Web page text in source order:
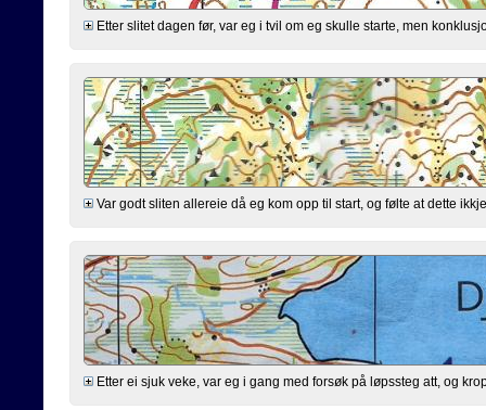
Etter slitet dagen før, var eg i tvil om eg skulle starte, men
Var godt sliten allereie då eg kom opp til start, og følte at dette
Etter ei sjuk veke, var eg i gang med forsøk på løpssteg att, og